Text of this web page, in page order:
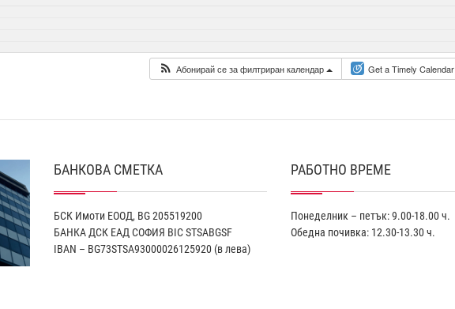
Абонирай се за филтриран календар Get a Timely Calendar
БАНКОВА СМЕТКА
БСК Имоти ЕООД, BG 205519200
БАНКА ДСК EАД СОФИЯ BIC STSABGSF
IBAN – BG73STSA93000026125920 (в лева)
РАБОТНО ВРЕМЕ
Понеделник – петък: 9.00-18.00 ч.
Обедна почивка: 12.30-13.30 ч.